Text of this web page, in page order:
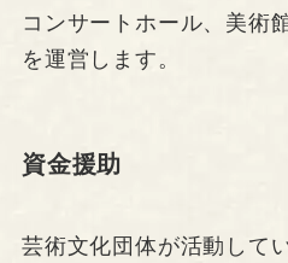
コンサートホール、美術
を運営します。
資金援助
芸術文化団体が活動して